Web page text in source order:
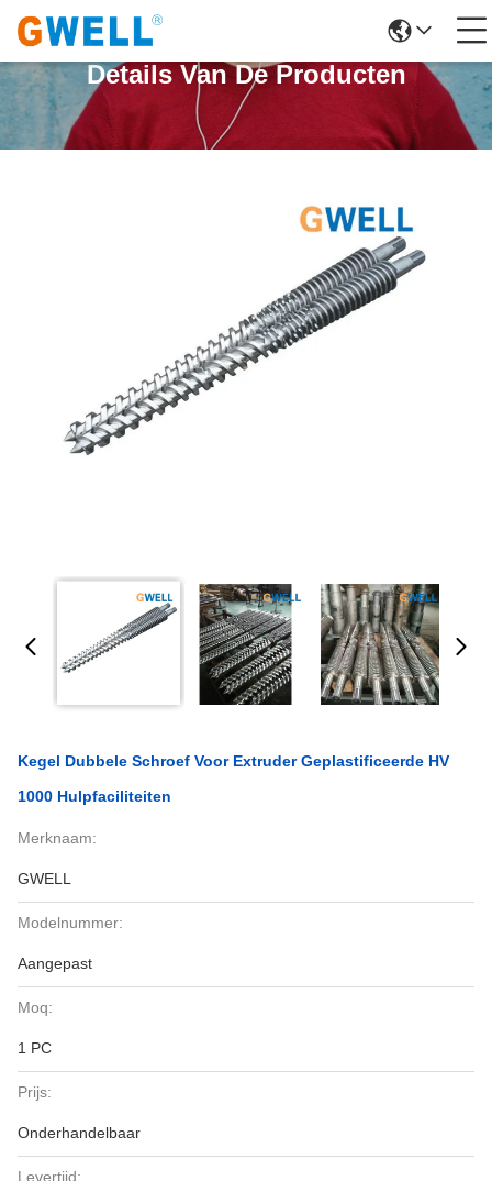
Details Van De Producten
Kegel Dubbele Schroef Voor Extruder Geplastificeerde HV
1000 Hulpfaciliteiten
Merknaam:
GWELL
Modelnummer:
Aangepast
Moq:
1 PC
Prijs:
Onderhandelbaar
Levertijd: